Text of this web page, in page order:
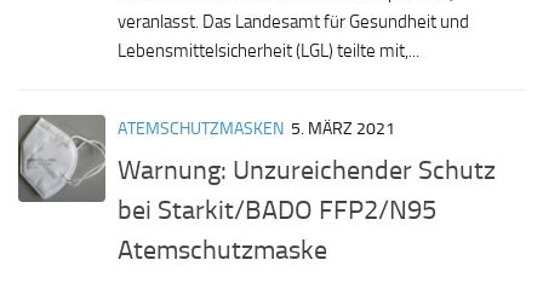
veranlasst. Das Landesamt für Gesundheit und
Lebensmittelsicherheit (LGL) teilte mit,...
ATEMSCHUTZMASKEN 5. MÄRZ 2021
Warnung: Unzureichender Schutz
bei Starkit/BADO FFP2/N95
Atemschutzmaske